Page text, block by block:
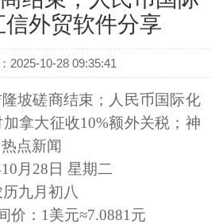
外贸软件分享
2025-10-28 09:35:41
坡磋商结束；人民币国际化
拿大征收10%额外关税；神
点新闻
月28日 星期二
九月初八
价： 1美元≈7.0881元